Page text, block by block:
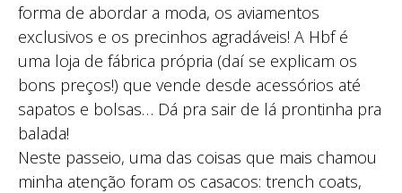
forma de abordar a moda, os aviamentos
exclusivos e os precinhos agradáveis! A Hbf é
uma loja de fábrica própria (daí se explicam os
bons preços!) que vende desde acessórios até
sapatos e bolsas… Dá pra sair de lá prontinha pra
balada!
Neste passeio, uma das coisas que mais chamou
minha atenção foram os casacos: trench coats,